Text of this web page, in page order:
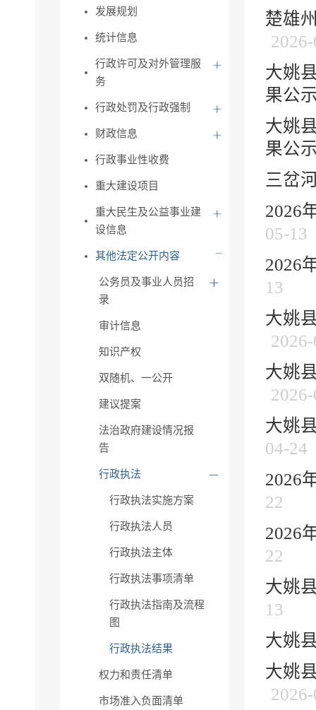
发展规划
统计信息
行政许可及对外管理服
务
行政处罚及行政强制
财政信息
行政事业性收费
重大建设项目
重大民生及公益事业建
设信息
其他法定公开内容
公务员及事业人员招
录
审计信息
知识产权
双随机、一公开
建议提案
法治政府建设情况报
告
行政执法
行政执法实施方案
行政执法人员
行政执法主体
行政执法事项清单
行政执法指南及流程
图
行政执法结果
权力和责任清单
市场准入负面清单
楚雄
大姚
果公
大姚
果公
三岔
2026
05-13
2026
13
大姚
大姚
大姚
04-24
2026
22
2026
22
大姚
13
大姚
大姚